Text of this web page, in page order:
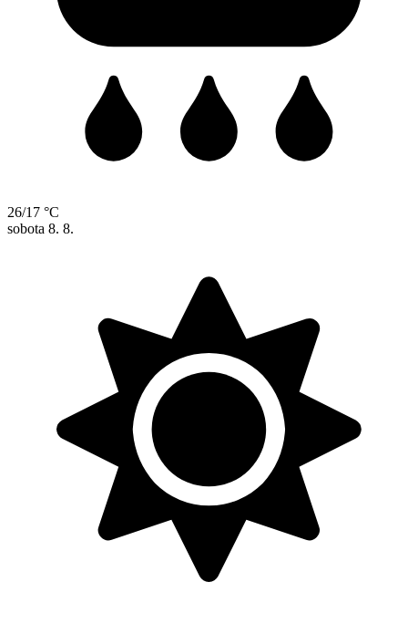
26/17 °C
sobota 8. 8.